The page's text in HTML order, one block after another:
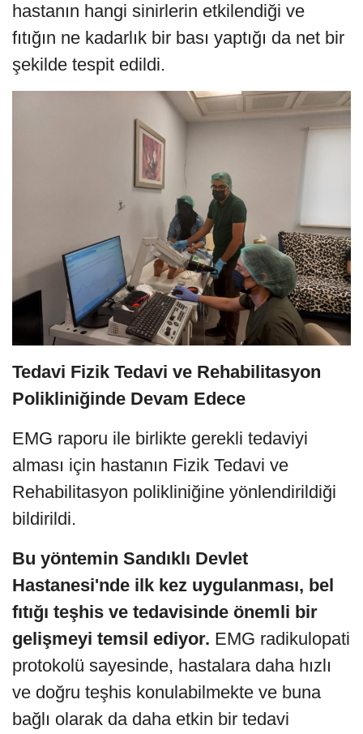
hastanın hangi sinirlerin etkilendiği ve
fıtığın ne kadarlık bir bası yaptığı da net bir
şekilde tespit edildi.
Tedavi Fizik Tedavi ve Rehabilitasyon
Polikliniğinde Devam Edece
EMG raporu ile birlikte gerekli tedaviyi
alması için hastanın Fizik Tedavi ve
Rehabilitasyon polikliniğine yönlendirildiği
bildirildi.
Bu yöntemin Sandıklı Devlet
Hastanesi'nde ilk kez uygulanması, bel
fıtığı teşhis ve tedavisinde önemli bir
gelişmeyi temsil ediyor. EMG radikulopati
protokolü sayesinde, hastalara daha hızlı
ve doğru teşhis konulabilmekte ve buna
bağlı olarak da daha etkin bir tedavi